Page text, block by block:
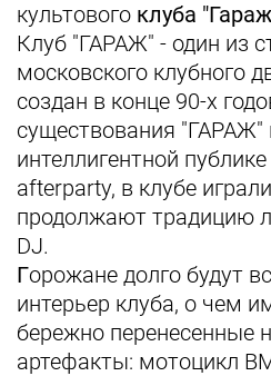
культового клуба
Клуб "ГАРАЖ" - один из
московского клубного
создан в конце 90-х
существования
интеллигентной
afterparty, в клубе
продолжают традицию
DJ.
Горожане долго будут
интерьер клуба, о чем
бережно перенесенные
артефакты: мотоцикл